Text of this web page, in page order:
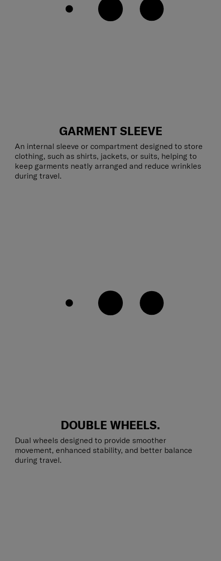
GARMENT SLEEVE
An internal sleeve or compartment designed to store
clothing, such as shirts, jackets, or suits, helping to
keep garments neatly arranged and reduce wrinkles
during travel.
DOUBLE WHEELS.
Dual wheels designed to provide smoother
movement, enhanced stability, and better balance
during travel.